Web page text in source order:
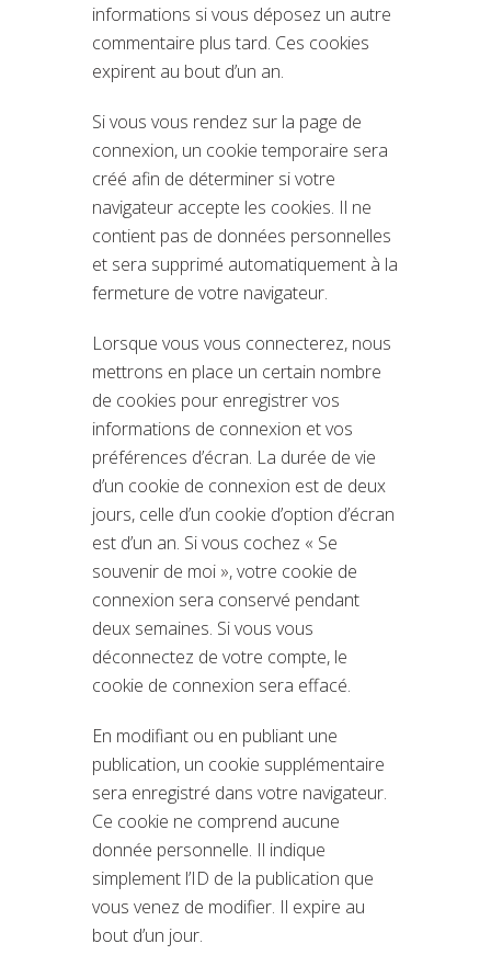
informations si vous déposez un autre
commentaire plus tard. Ces cookies
expirent au bout d’un an.
Si vous vous rendez sur la page de
connexion, un cookie temporaire sera
créé afin de déterminer si votre
navigateur accepte les cookies. Il ne
contient pas de données personnelles
et sera supprimé automatiquement à la
fermeture de votre navigateur.
Lorsque vous vous connecterez, nous
mettrons en place un certain nombre
de cookies pour enregistrer vos
informations de connexion et vos
préférences d’écran. La durée de vie
d’un cookie de connexion est de deux
jours, celle d’un cookie d’option d’écran
est d’un an. Si vous cochez « Se
souvenir de moi », votre cookie de
connexion sera conservé pendant
deux semaines. Si vous vous
déconnectez de votre compte, le
cookie de connexion sera effacé.
En modifiant ou en publiant une
publication, un cookie supplémentaire
sera enregistré dans votre navigateur.
Ce cookie ne comprend aucune
donnée personnelle. Il indique
simplement l’ID de la publication que
vous venez de modifier. Il expire au
bout d’un jour.